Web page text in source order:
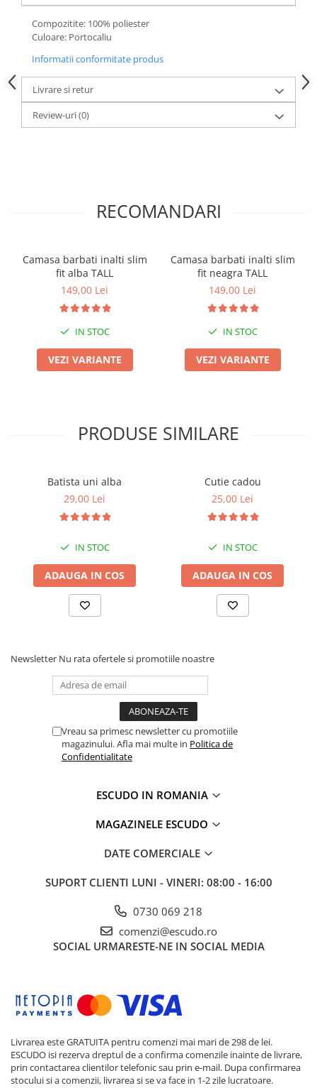
Compozitite: 100% poliester
Culoare: Portocaliu
Informatii conformitate produs
Livrare si retur
Review-uri(0)
RECOMANDARI
Camasa barbati inalti slim
fit alba TALL
149,00 Lei
IN STOC
VEZI VARIANTE
Camasa barbati inalti slim
fit neagra TALL
149,00 Lei
IN STOC
VEZI VARIANTE
PRODUSE SIMILARE
Batista uni alba
29,00 Lei
IN STOC
ADAUGA IN COS
Cutie cadou
25,00 Lei
IN STOC
ADAUGA IN COS
Newsletter Nu rata ofertele si promotiile noastre
Vreau sa primesc newsletter cu promotiile
magazinului. Afla mai multe in Politica de
Confidentialitate
ESCUDO IN ROMANIA
MAGAZINELE ESCUDO
DATE COMERCIALE
SUPORT CLIENTI LUNI - VINERI: 08:00 - 16:00
0730 069 218
comenzi@escudo.ro
SOCIAL URMARESTE-NE IN SOCIAL MEDIA
Livrarea este GRATUITA pentru comenzi mai mari de 298 de lei.
ESCUDO isi rezerva dreptul de a confirma comenzile inainte de livrare,
prin contactarea clientilor telefonic sau prin e-mail. Dupa confirmarea
stocului si a comenzii, livrarea si se va face in 1-2 zile lucratoare.